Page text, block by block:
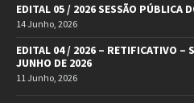
EDITAL 05 / 2026 SESSÃO PÚBLICA
14 Junho, 2026
EDITAL 04 / 2026 – RETIFICATIVO –
JUNHO DE 2026
11 Junho, 2026